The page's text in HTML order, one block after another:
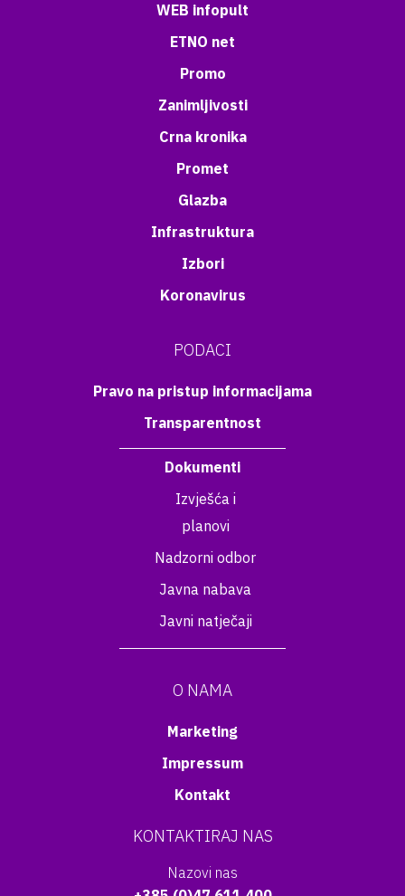
WEB infopult
ETNO net
Promo
Zanimljivosti
Crna kronika
Promet
Glazba
Infrastruktura
Izbori
Koronavirus
PODACI
Pravo na pristup informacijama
Transparentnost
Dokumenti
Izvješća i
planovi
Nadzorni odbor
Javna nabava
Javni natječaji
O NAMA
Marketing
Impressum
Kontakt
KONTAKTIRAJ NAS
Nazovi nas